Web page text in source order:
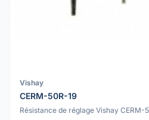
Vishay
CERM-50R-19
Résistance de réglage Vishay CERM-